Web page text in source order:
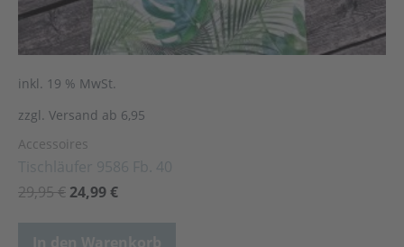
inkl. 19 % MwSt.
zzgl. Versand ab 6,95
Accessoires
29,95€ 24,99€